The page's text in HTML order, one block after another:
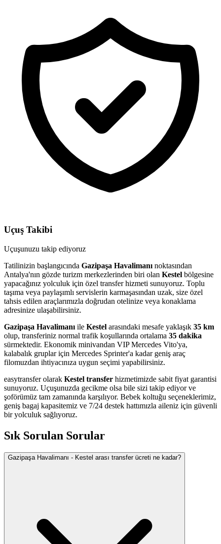
Uçuş Takibi
Uçuşunuzu takip ediyoruz
Tatilinizin başlangıcında Gazipaşa Havalimanı noktasından
Antalya'nın gözde turizm merkezlerinden biri olan Kestel bölgesine
yapacağınız yolculuk için özel transfer hizmeti sunuyoruz. Toplu
taşıma veya paylaşımlı servislerin karmaşasından uzak, size özel
tahsis edilen araçlarımızla doğrudan otelinize veya konaklama
adresinize ulaşabilirsiniz.
Gazipaşa Havalimanı ile Kestel arasındaki mesafe yaklaşık 35 km
olup, transferiniz normal trafik koşullarında ortalama 35 dakika
sürmektedir. Ekonomik minivandan VIP Mercedes Vito'ya,
kalabalık gruplar için Mercedes Sprinter'a kadar geniş araç
filomuzdan ihtiyacınıza uygun seçimi yapabilirsiniz.
easytransfer olarak Kestel transfer hizmetimizde sabit fiyat garantisi
sunuyoruz. Uçuşunuzda gecikme olsa bile sizi takip ediyor ve
şoförümüz tam zamanında karşılıyor. Bebek koltuğu seçeneklerimiz,
geniş bagaj kapasitemiz ve 7/24 destek hattımızla aileniz için güvenli
bir yolculuk sağlıyoruz.
Sık Sorulan Sorular
Gazipaşa Havalimanı - Kestel arası transfer ücreti ne kadar?